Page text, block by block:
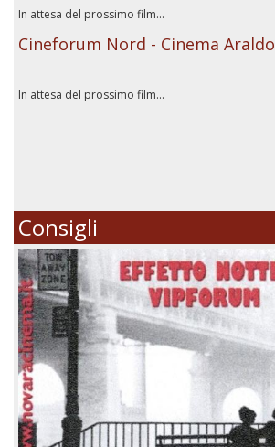
In attesa del prossimo film...
Cineforum Nord - Cinema Araldo
In attesa del prossimo film...
Consigli